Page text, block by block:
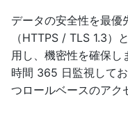
データの安全性を最
（HTTPS / TLS 1.3）
用し、機密性を確保
時間 365 日監視して
つロールベースのアク